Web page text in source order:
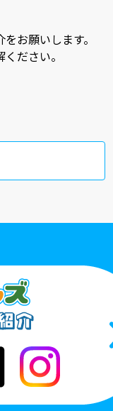
お願いします。
ださい。